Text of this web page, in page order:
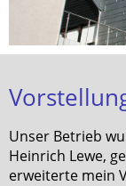
Unser Betrieb
Heinrich Lewe,
erweiterte mein